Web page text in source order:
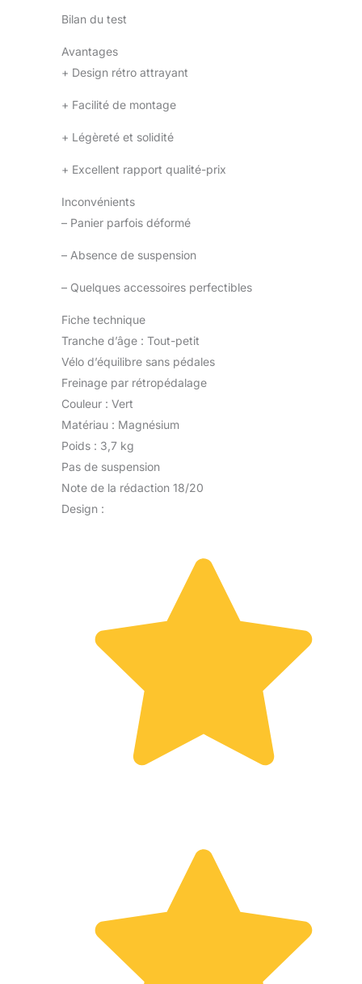
Bilan du test
Avantages
+ Design rétro attrayant
+ Facilité de montage
+ Légèreté et solidité
+ Excellent rapport qualité-prix
Inconvénients
– Panier parfois déformé
– Absence de suspension
– Quelques accessoires perfectibles
Fiche technique
Tranche d’âge : Tout-petit
Vélo d’équilibre sans pédales
Freinage par rétropédalage
Couleur : Vert
Matériau : Magnésium
Poids : 3,7 kg
Pas de suspension
Note de la rédaction 18/20
Design :